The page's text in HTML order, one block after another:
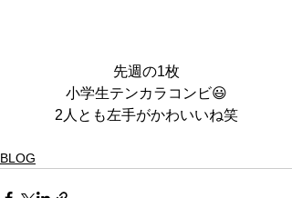
先週の1枚
小学生テンカラコンビ😃
2人とも左手がかわいいね笑
BLOG